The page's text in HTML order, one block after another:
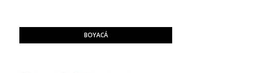
BOYACÁ